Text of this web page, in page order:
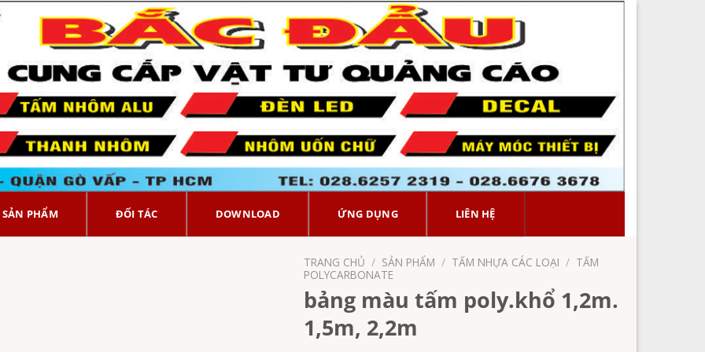
SẢN PHẨM ĐỐI TÁC DOWNLOAD ỨNG DỤNG LIÊN HỆ
TRANG CHỦ / SẢN PHẨM / TẤM NHỰA CÁC LOẠI / TẤM
POLYCARBONATE
bảng màu tấm poly.khổ 1,2m.
1,5m, 2,2m